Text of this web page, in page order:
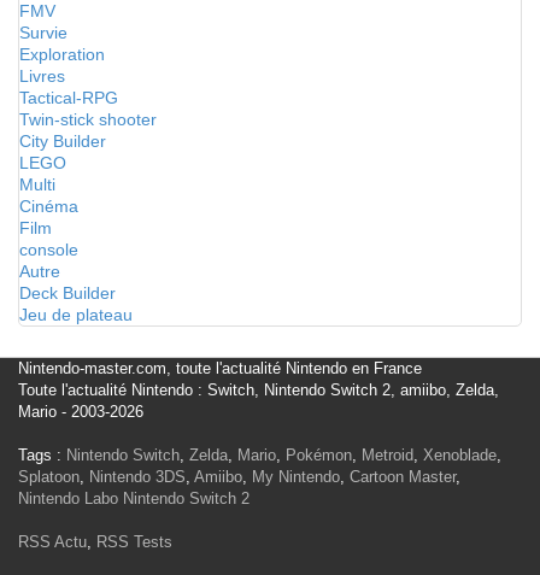
FMV
Survie
Exploration
Livres
Tactical-RPG
Twin-stick shooter
City Builder
LEGO
Multi
Cinéma
Film
console
Autre
Deck Builder
Jeu de plateau
Nintendo-master.com, toute l'actualité Nintendo en France
Toute l'actualité Nintendo : Switch, Nintendo Switch 2, amiibo, Zelda,
Mario - 2003-2026
Tags : Nintendo Switch, Zelda, Mario, Pokémon, Metroid, Xenoblade,
Splatoon, Nintendo 3DS, Amiibo, My Nintendo, Cartoon Master,
Nintendo Labo Nintendo Switch 2
RSS Actu, RSS Tests